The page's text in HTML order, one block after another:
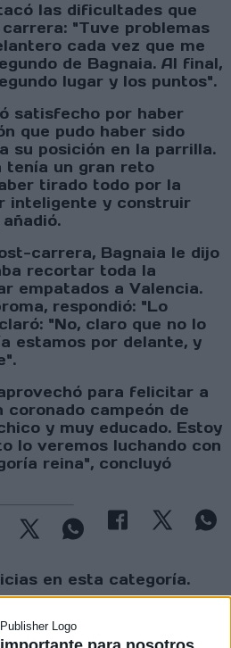
las dificultades que
"Tuve problemas
cada vez que me
de Bagnaia. Al final,
lugar y los puntos".
satisfecho por haber
que pudo haber sido
su posición en la parrilla.
tenía un gran reto
tirado todo por la
inteligente y construir
carrera, Bagnaia le dijo
recortar toda la
empatados a Valencia.
respondió: "Lo
"No, claro que no lo
estamos por delante, y
para felicitar a
coronado campeón de
y muy educado. Estoy
lo veremos luchando con
reina", concluyó
en esta categoría.